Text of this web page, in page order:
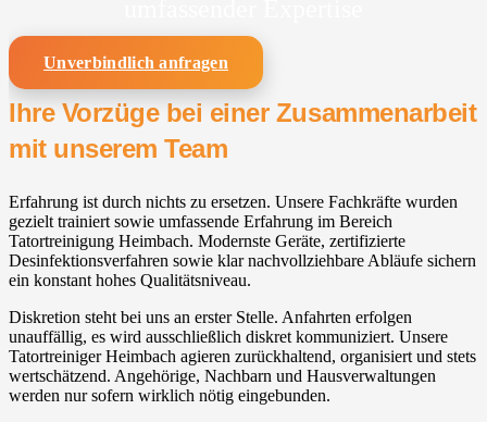
Unverbindlich anfragen
Ihre Vorzüge bei einer Zusammenarbeit
mit unserem Team
Erfahrung ist durch nichts zu ersetzen. Unsere Fachkräfte wurden
gezielt trainiert sowie umfassende Erfahrung im Bereich
Tatortreinigung Heimbach. Modernste Geräte, zertifizierte
Desinfektionsverfahren sowie klar nachvollziehbare Abläufe sichern
ein konstant hohes Qualitätsniveau.
Diskretion steht bei uns an erster Stelle. Anfahrten erfolgen
unauffällig, es wird ausschließlich diskret kommuniziert. Unsere
Tatortreiniger Heimbach agieren zurückhaltend, organisiert und stets
wertschätzend. Angehörige, Nachbarn und Hausverwaltungen
werden nur sofern wirklich nötig eingebunden.